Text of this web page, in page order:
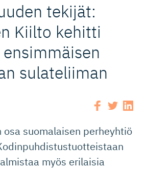
tekijät:
Kiilto kehitti
sulateliiman
osa suomalaisen perheyhtiö
myös erilaisia